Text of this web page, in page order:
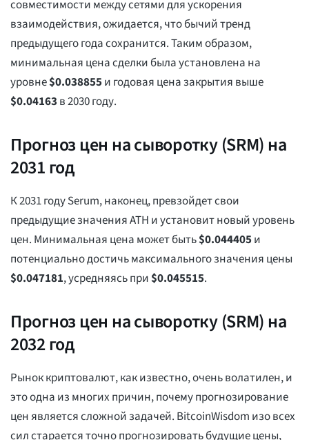
совместимости между сетями для ускорения
взаимодействия, ожидается, что бычий тренд
предыдущего года сохранится. Таким образом,
минимальная цена сделки была установлена на
уровне$0.038855и годовая цена закрытия выше
$0.04163 в 2030 году.
Прогноз цен на сыворотку (SRM) на
2031 год
К 2031 году Serum, наконец, превзойдет свои
предыдущие значения ATH и установит новый уровень
цен. Минимальная цена может быть$0.044405и
потенциально достичь максимального значения цены
$0.047181, усредняясь при$0.045515.
Прогноз цен на сыворотку (SRM) на
2032 год
Рынок криптовалют, как известно, очень волатилен, и
это одна из многих причин, почему прогнозирование
цен является сложной задачей. BitcoinWisdom изо всех
сил старается точно прогнозировать будущие цены,